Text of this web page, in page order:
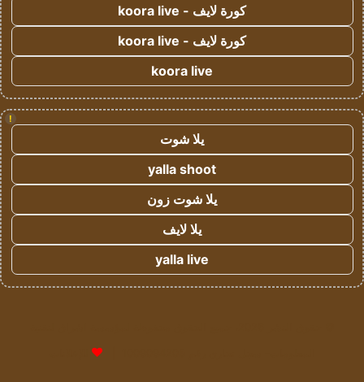
كورة لايف - koora live
كورة لايف - koora live
koora live
!
يلا شوت
yalla shoot
يلا شوت زون
يلا لايف
yalla live